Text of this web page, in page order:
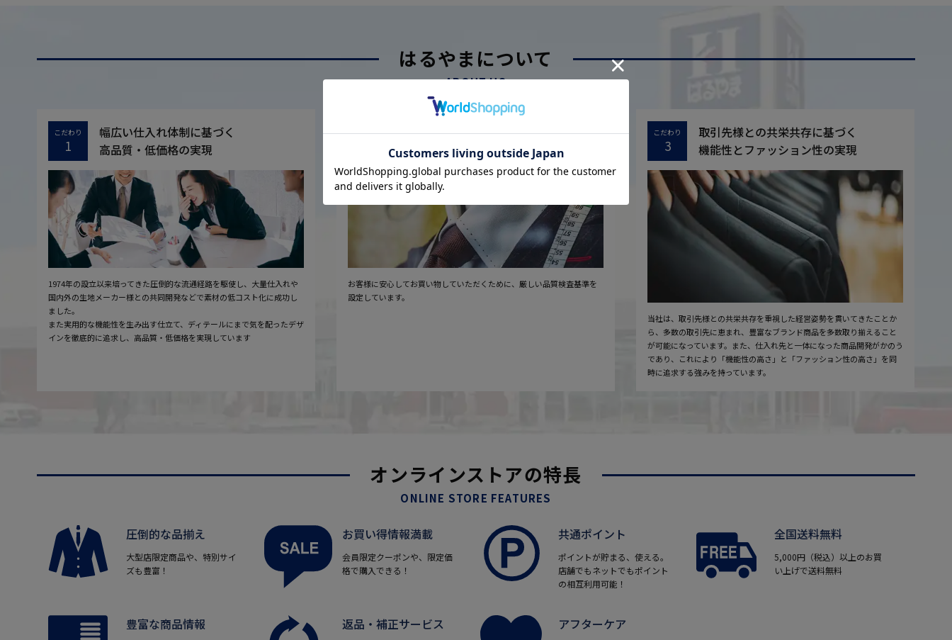
はるやまについて
ABOUT US
こだわり
1
幅広い仕入れ体制に基づく
高品質・低価格の実現
1974年の設立以来培ってきた圧倒的な流通経路を駆使し、大量仕入れや
国内外の生地メーカー様との共同開発などで素材の低コスト化に成功し
ました。
また実用的な機能性を生み出す仕立て、ディテールにまで気を配ったデザ
インを徹底的に追求し、高品質・低価格を実現しています
こだわり
厳しい品質管理体制に基づく
安心の実現
お客様に安心してお買い物していただくために、厳しい品質検査基準を
設定しています。
こだわり
3
取引先様との共栄共存に基づく
機能性とファッション性の実現
当社は、取引先様との共栄共存を重視した経営姿勢を貫いてきたことか
ら、多数の取引先に恵まれ、豊富なブランド商品を多数取り揃えること
が可能になっています。また、仕入れ先と一体になった商品開発がかのう
であり、これにより「機能性の高さ」と「ファッション性の高さ」を同
時に追求する強みを持っています。
オンラインストアの特長
ONLINE STORE FEATURES
圧倒的な品揃え
大型店限定商品や、特別サイ
ズも豊富！
お買い得情報満載
会員限定クーポンや、限定価
格で購入できる！
共通ポイント
ポイントが貯まる、使える。
店舗でもネットでもポイント
の相互利用可能！
全国送料無料
5,000円（税込）以上のお買
い上げで送料無料
豊富な商品情報 返品・補正サービス アフターケア